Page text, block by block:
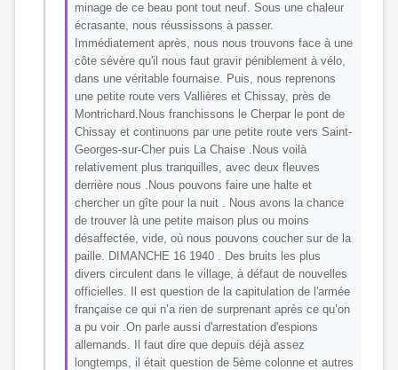
minage de ce beau pont tout neuf. Sous une chaleur
écrasante, nous réussissons à passer.
Immédiatement après, nous nous trouvons face à une
côte sévère qu'il nous faut gravir péniblement à vélo,
dans une véritable fournaise. Puis, nous reprenons
une petite route vers Vallières et Chissay, près de
Montrichard.Nous franchissons le Cherpar le pont de
Chissay et continuons par une petite route vers Saint-
Georges-sur-Cher puis La Chaise .Nous voilà
relativement plus tranquilles, avec deux fleuves
derrière nous .Nous pouvons faire une halte et
chercher un gîte pour la nuit . Nous avons la chance
de trouver là une petite maison plus ou moins
désaffectée, vide, où nous pouvons coucher sur de la
paille. DIMANCHE 16 1940 . Des bruits les plus
divers circulent dans le village, à défaut de nouvelles
officielles. Il est question de la capitulation de l'armée
française ce qui n’a rien de surprenant après ce qu’on
a pu voir .On parle aussi d'arrestation d'espions
allemands. Il faut dire que depuis déjà assez
longtemps, il était question de 5ème colonne et autres